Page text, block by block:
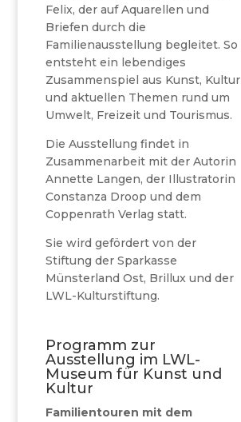
Felix, der auf Aquarellen und
Briefen durch die
Familienausstellung begleitet. So
entsteht ein lebendiges
Zusammenspiel aus Kunst, Kultur
und aktuellen Themen rund um
Umwelt, Freizeit und Tourismus.
Die Ausstellung findet in
Zusammenarbeit mit der Autorin
Annette Langen, der Illustratorin
Constanza Droop und dem
Coppenrath Verlag statt.
Sie wird gefördert von der
Stiftung der Sparkasse
Münsterland Ost, Brillux und der
LWL-Kulturstiftung.
Programm zur
Ausstellung im LWL-
Museum für Kunst und
Kultur
Familientouren mit dem